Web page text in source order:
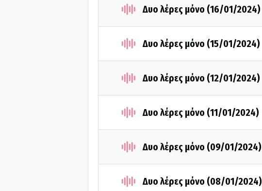
Δυο λέρες μόνο (16/01/2024)
Δυο λέρες μόνο (15/01/2024)
Δυο λέρες μόνο (12/01/2024)
Δυο λέρες μόνο (11/01/2024)
Δυο λέρες μόνο (09/01/2024)
Δυο λέρες μόνο (08/01/2024)